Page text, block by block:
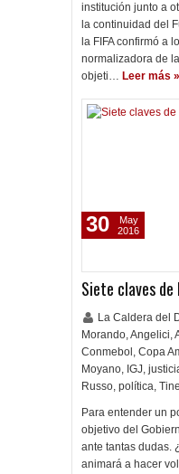
institución junto a
la continuidad del
la FIFA confirmó a
normalizadora de
objeti… Leer más »
Siete claves
La Caldera del
Morando,Angelici,
Conmebol , Copa
Moyano, IGJ,
Russo, política,
Para entender un
objetivo del
ante tantas dudas.
animará a hacer
30
May
2016